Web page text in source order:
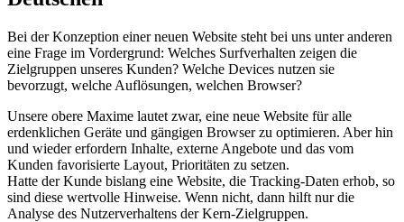
Bei der Konzeption einer neuen Website steht bei uns unter anderen
eine Frage im Vordergrund: Welches Surfverhalten zeigen die
Zielgruppen unseres Kunden? Welche Devices nutzen sie
bevorzugt, welche Auflösungen, welchen Browser?
Unsere obere Maxime lautet zwar, eine neue Website für alle
erdenklichen Geräte und gängigen Browser zu optimieren. Aber hin
und wieder erfordern Inhalte, externe Angebote und das vom
Kunden favorisierte Layout, Prioritäten zu setzen.
Hatte der Kunde bislang eine Website, die Tracking-Daten erhob, so
sind diese wertvolle Hinweise. Wenn nicht, dann hilft nur die
Analyse des Nutzerverhaltens der Kern-Zielgruppen.